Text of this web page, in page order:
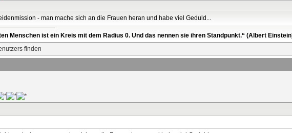
- man mache sich an die Frauen heran und habe viel Geduld...
Menschen ist ein Kreis mit dem Radius 0. Und das nennen sie ihren Standpunkt.“ (Albert